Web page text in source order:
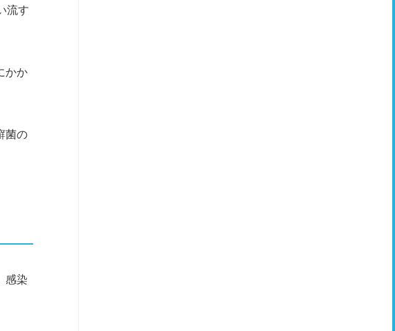
流す
かか
菌の
感染